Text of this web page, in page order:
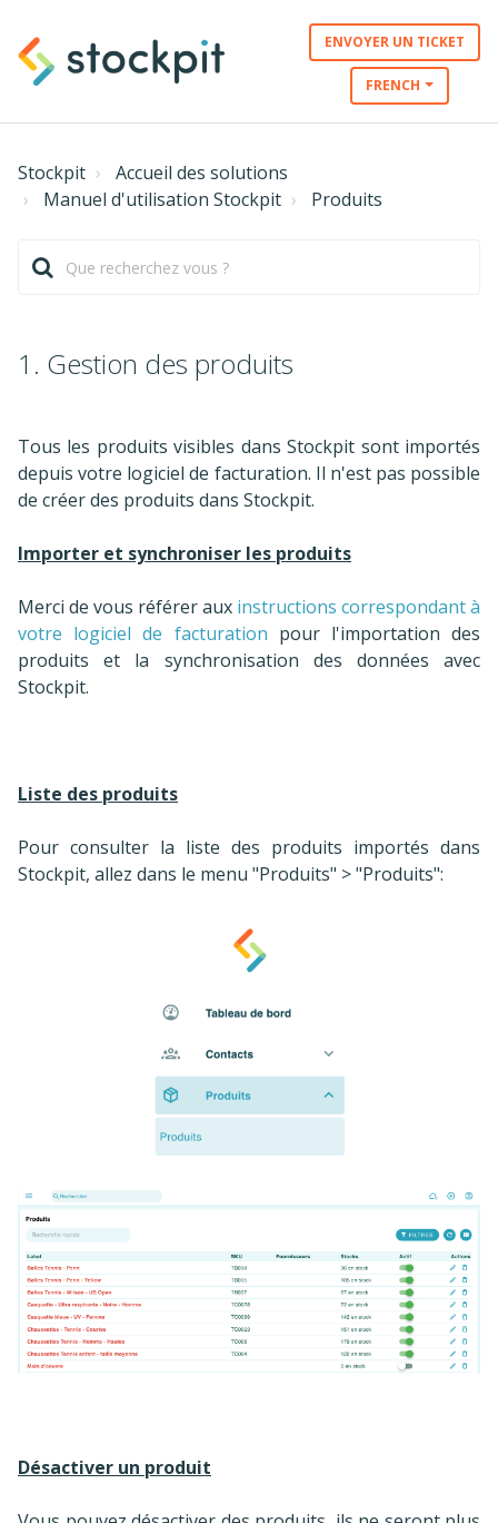
ENVOYER UN TICKET
FRENCH
Stockpit
Accueil des solutions
Manuel d'utilisation Stockpit
Produits
1. Gestion des produits
Tous les produits visibles dans Stockpit sont importés
depuis votre logiciel de facturation. Il n'est pas possible
de créer des produits dans Stockpit.
Importer et synchroniser les produits
Merci de vous référer aux instructions correspondant à
votre logiciel de facturation pour l'importation des
produits et la synchronisation des données avec
Stockpit.
Liste des produits
Pour consulter la liste des produits importés dans
Stockpit, allez dans le menu "Produits" > "Produits":
Désactiver un produit